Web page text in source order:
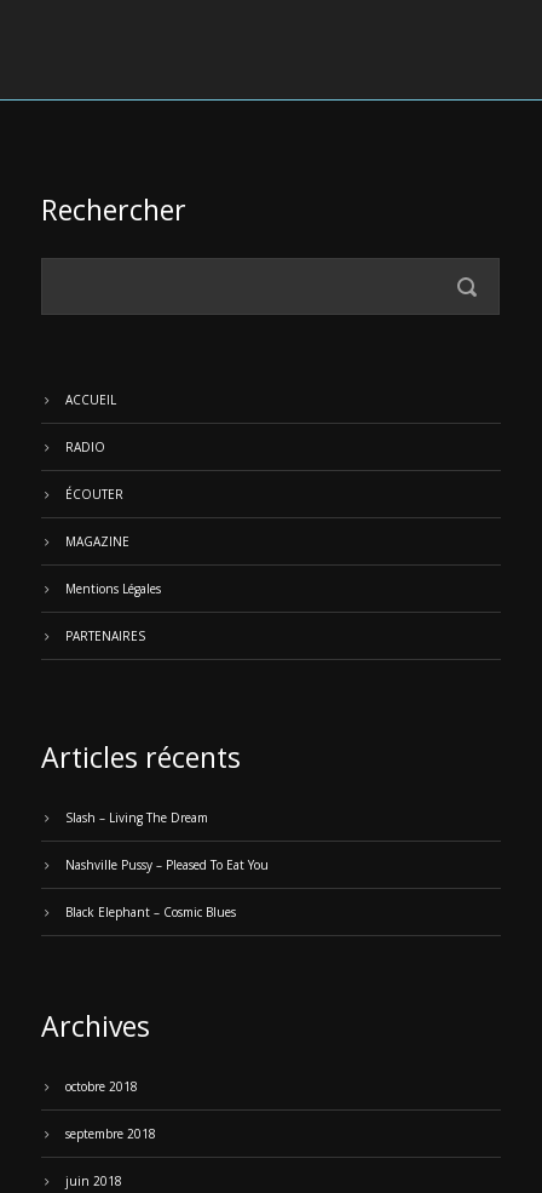
Rechercher
ACCUEIL
RADIO
ÉCOUTER
MAGAZINE
Mentions Légales
PARTENAIRES
Articles récents
Slash – Living The Dream
Nashville Pussy – Pleased To Eat You
Black Elephant – Cosmic Blues
Archives
octobre 2018
septembre 2018
juin 2018